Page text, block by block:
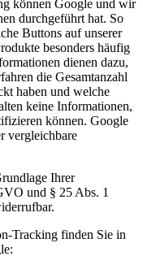
können Google und wir
durchgeführt hat. So
Buttons auf unserer
besonders häufig
dienen dazu,
die Gesamtanzahl
haben und welche
keine Informationen,
können. Google
vergleichbare
Ihrer
und § 25 Abs. 1
Tracking finden Sie in